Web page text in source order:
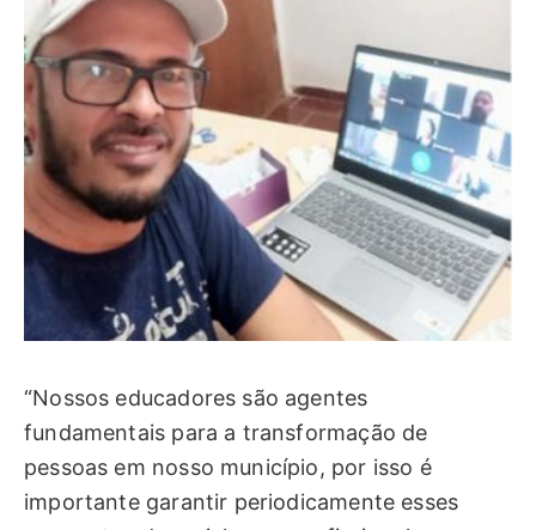
“Nossos educadores são agentes
fundamentais para a transformação de
pessoas em nosso município, por isso é
importante garantir periodicamente esses